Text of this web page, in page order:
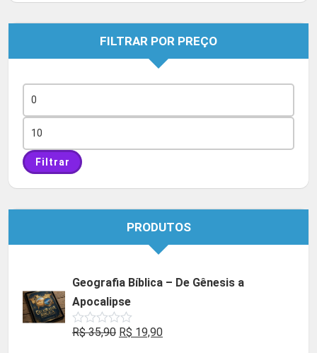
FILTRAR POR PREÇO
mínimo
máximo
Filtrar
PRODUTOS
Geografia Bíblica – De Gênesis a
Apocalipse
Avaliação
R$35,90 O
R$ 19,90O